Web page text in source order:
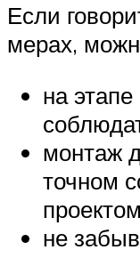
Если
мерах,
на
монтаж
точном
не